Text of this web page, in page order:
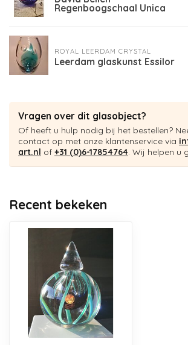
Regenboogschaal Unica
ROYAL LEERDAM CRYSTAL
Leerdam glaskunst Essilor
Vragen over dit glasobject?
Of heeft u hulp nodig bij het bestellen?
contact op met onze klantenservice via
art.nl of +31 (0)6-17854764. Wij helpen u
Recent bekeken